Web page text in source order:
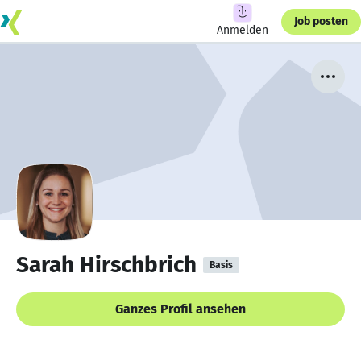
Anmelden
Job posten
Sarah Hirschbrich Basis
Ganzes Profil ansehen